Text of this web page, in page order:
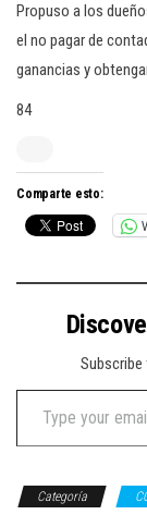
Propuso a los
el no pagar de
ganancias y
84
Comparte esto:
Type your email…
Categoría